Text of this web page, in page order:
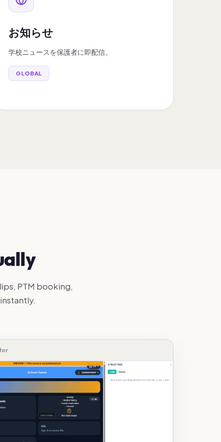
お知らせ
学校ニュースを保護者に即配信。
GLOBAL
PTM booking,